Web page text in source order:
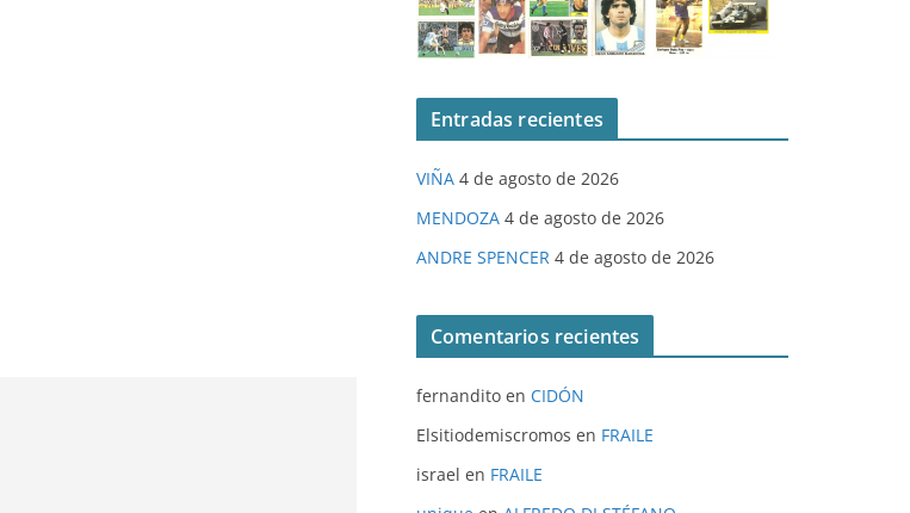
Entradas recientes
VIÑA 4 de agosto de 2026
MENDOZA 4 de agosto de 2026
ANDRE SPENCER 4 de agosto de 2026
Comentarios recientes
fernandito en CIDÓN
Elsitiodemiscromos en FRAILE
israel en FRAILE